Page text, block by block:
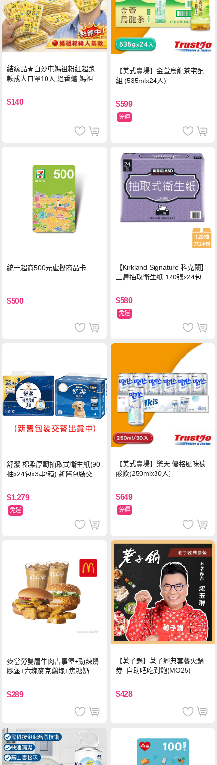
結緣品★白沙屯媽祖粉紅超跑
款成人口罩10入 過香爐 媽祖加
$140
【美式賣場】金萱烏龍茶宅配
組 (535mlx24入)
$599
免運
統一超商500元虛擬商品卡
$500
【Kirkland Signature 科克蘭】
三層抽取衛生紙 120張x24包x1
$580
免運
舒潔 棉柔厚韌抽取式衛生紙(90
抽x24包x3串/箱) 新舊包裝交替
$1,279
免運
【美式賣場】樂天 優格風味碳
酸飲(250mlx30入)
$649
免運
麥當勞雙層牛肉吉事堡+勁辣鷄
腿堡+六塊麥克鷄塊+焦糖奶茶
$289
【荖子鍋】荖子經典套餐火鍋
券_自助吧吃到飽(MO25)
$428